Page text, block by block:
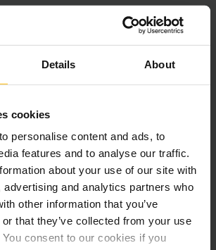
Details About
cookies
personalise content and ads, to
features and to analyse our traffic.
about your use of our site with
advertising and analytics partners who
other information that you’ve
that they’ve collected from your use
consent to our cookies if you
o výrobku
poskytuje komplexný prehľad technických
Oloveno-kyselinová, 48 V /
775 Ah
Áno, 48 V / A
Year 2026